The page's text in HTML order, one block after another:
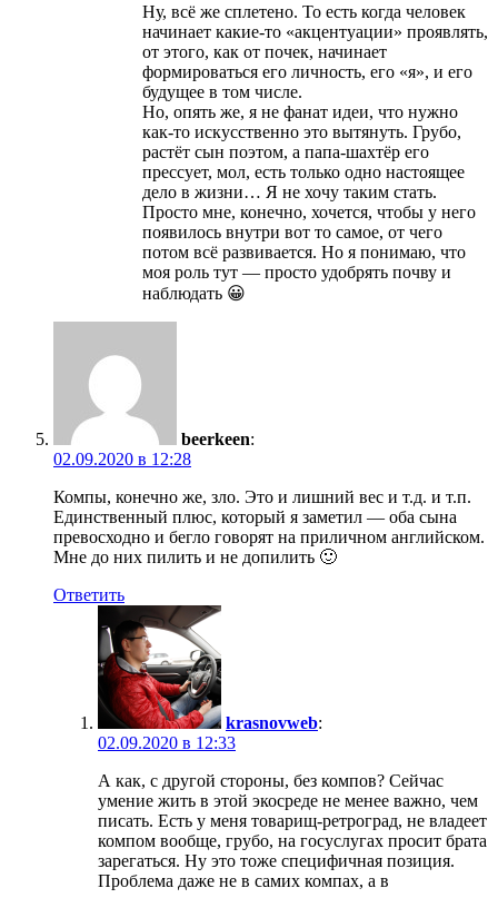
Ну, всё же сплетено. То есть когда человек
начинает какие-то «акцентуации» проявлять,
от этого, как от почек, начинает
формироваться его личность, его «я», и его
будущее в том числе.
Но, опять же, я не фанат идеи, что нужно
как-то искусственно это вытянуть. Грубо,
растёт сын поэтом, а папа-шахтёр его
прессует, мол, есть только одно настоящее
дело в жизни… Я не хочу таким стать.
Просто мне, конечно, хочется, чтобы у него
появилось внутри вот то самое, от чего
потом всё развивается. Но я понимаю, что
моя роль тут — просто удобрять почву и
наблюдать 😀
beerkeen:
02.09.2020 в 12:28
Компы, конечно же, зло. Это и лишний вес и т.д. и т.п.
Единственный плюс, который я заметил — оба сына
превосходно и бегло говорят на приличном английском.
Мне до них пилить и не допилить 🙂
Ответить
krasnovweb:
02.09.2020 в 12:33
А как, с другой стороны, без компов? Сейчас
умение жить в этой экосреде не менее важно, чем
писать. Есть у меня товарищ-ретроград, не владеет
компом вообще, грубо, на госуслугах просит брата
зарегаться. Ну это тоже специфичная позиция.
Проблема даже не в самих компах, а в